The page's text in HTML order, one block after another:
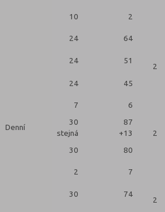
10 2
24 64
24 51
2
24 45
7 6
Denní
30
stejná
87
+13
2
30 80
2 7
30 74
2